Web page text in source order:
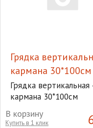
Грядка
кармана 30*100см
Грядка вертикальная
кармана 30*100см
В корзину
Купить в 1 клик